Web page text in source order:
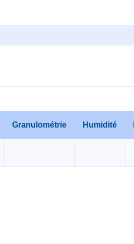
Granulométrie Humidité